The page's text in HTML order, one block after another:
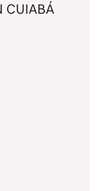
CUIABÁ